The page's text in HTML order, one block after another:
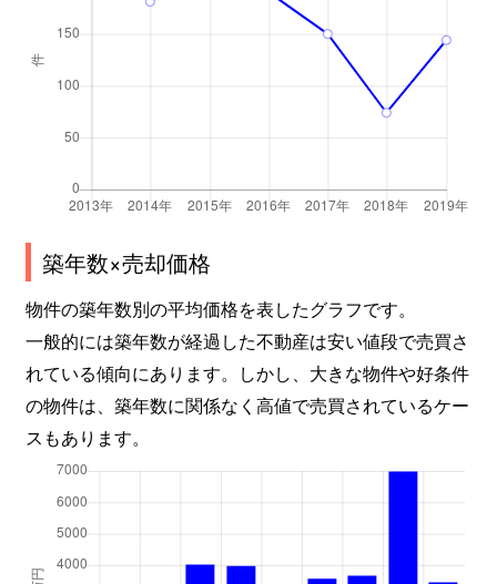
築年数×売却価格
物件の築年数別の平均価格を表したグラフです。
一般的には築年数が経過した不動産は安い値段で売買さ
れている傾向にあります。しかし、大きな物件や好条件
の物件は、築年数に関係なく高値で売買されているケー
スもあります。